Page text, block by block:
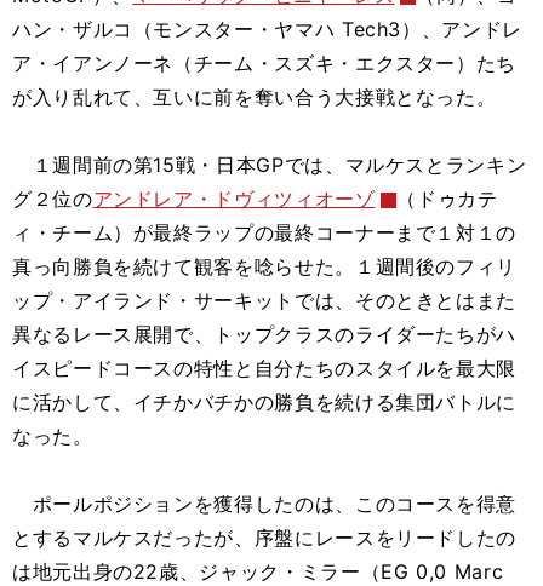
ハン・ザルコ（モンスター・ヤマハ Tech3）、アンドレ
ア・イアンノーネ（チーム・スズキ・エクスター）たち
が入り乱れて、互いに前を奪い合う大接戦となった。
１週間前の第15戦・日本GPでは、マルケスとランキン
グ２位のアンドレア・ドヴィツィオーゾ
（ドゥカテ
ィ・チーム）が最終ラップの最終コーナーまで１対１の
真っ向勝負を続けて観客を唸らせた。１週間後のフィリ
ップ・アイランド・サーキットでは、そのときとはまた
異なるレース展開で、トップクラスのライダーたちがハ
イスピードコースの特性と自分たちのスタイルを最大限
に活かして、イチかバチかの勝負を続ける集団バトルに
なった。
ポールポジションを獲得したのは、このコースを得意
とするマルケスだったが、序盤にレースをリードしたの
は地元出身の22歳、ジャック・ミラー（EG 0,0 Marc